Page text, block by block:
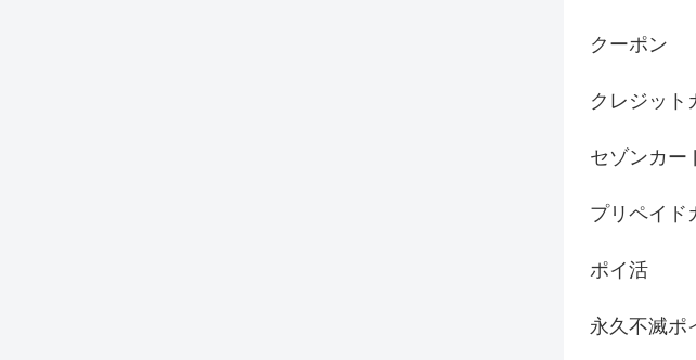
クーポン
クレジット
セゾンカー
プリペイド
ポイ活
永久不滅ポ